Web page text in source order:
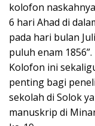
kolofon
6 hari Ahad di
pada hari bulan
puluh enam 1856”.
Kolofon ini
penting bagi
sekolah di Solok
manuskrip di